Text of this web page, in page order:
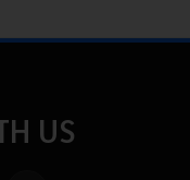
US